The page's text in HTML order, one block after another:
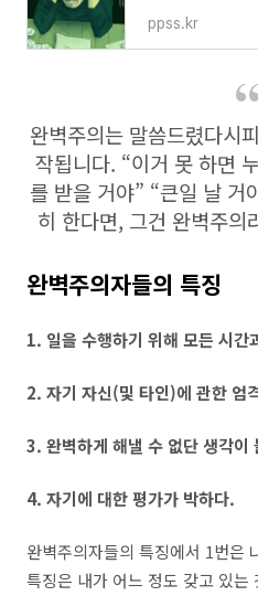
ppss.kr
완벽주의는 말씀드렸다시
작됩니다. “이거 못 하면
를 받을 거야” “큰일 날 거
히 한다면, 그건 완벽주의
완벽주의자들의 특징
1. 일을 수행하기 위해 모든 시간
2. 자기 자신(및 타인)에 관한 엄
3. 완벽하게 해낼 수 없단 생각이
4. 자기에 대한 평가가 박하다.
완벽주의자들의 특징에서 1번은
특징은 내가 어느 정도 갖고 있